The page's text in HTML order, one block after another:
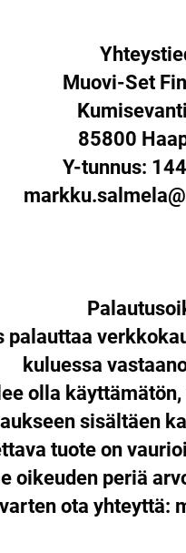
Muovi-Set
85800
Y-tunnus:
palauttaa
kuluessa
olla
sisältäen
tuote on
oikeuden periä
ota yhteyttä: